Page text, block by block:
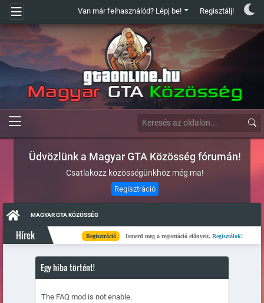
Van már felhasználód? Lépj be! Regisztálj!
Üdvözlünk a Magyar GTA Közösség fórumán!
Csatlakozz közösségünkhöz még ma!
Regisztráció
MAGYAR GTA KÖZÖSSÉG
Hírek Regisztráció Ismerd meg a regisztáció előnyeit.Regisztálok!
Egy hiba történt!
The FAQ mod is not enable.